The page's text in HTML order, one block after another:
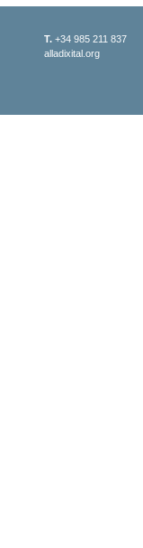
T. +34 985 211 837
alladixital.org